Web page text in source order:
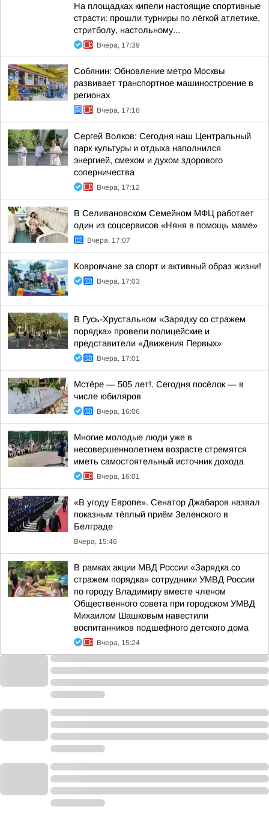
На площадках кипели настоящие спортивные
страсти: прошли турниры по лёгкой атлетике,
стритболу, настольному...
Вчера, 17:39
Собянин: Обновление метро Москвы
развивает транспортное машиностроение в
регионах
Вчера, 17:18
Сергей Волков: Сегодня наш Центральный
парк культуры и отдыха наполнился
энергией, смехом и духом здорового
соперничества
Вчера, 17:12
В Селивановском Семейном МФЦ работает
один из соцсервисов «Няня в помощь маме»
Вчера, 17:07
Ковровчане за спорт и активный образ жизни!
Вчера, 17:03
В Гусь-Хрустальном «Зарядку со стражем
порядка» провели полицейские и
представители «Движения Первых»
Вчера, 17:01
Мстёре — 505 лет!. Сегодня посёлок — в
числе юбиляров
Вчера, 16:06
Многие молодые люди уже в
несовершеннолетнем возрасте стремятся
иметь самостоятельный источник дохода
Вчера, 16:01
«В угоду Европе». Сенатор Джабаров назвал
показным тёплый приём Зеленского в
Белграде
Вчера, 15:46
В рамках акции МВД России «Зарядка со
стражем порядка» сотрудники УМВД России
по городу Владимиру вместе членом
Общественного совета при городском УМВД
Михаилом Шашковым навестили
воспитанников подшефного детского дома
Вчера, 15:24